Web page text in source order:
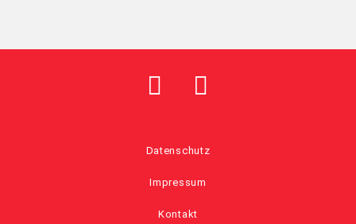
Datenschutz
Impressum
Kontakt